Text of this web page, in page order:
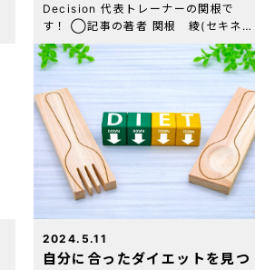
Decision 代表トレーナーの関根で
す！ ◯記事の著者 関根 綾(セキネ
リョウ) 虎ノ門パーソナルジム
Decision 代表トレーナー 資格・経
歴：NESTA-PFT(全米エクササイズ＆
[…]
2024.5.11
自分に合ったダイエットを見つ